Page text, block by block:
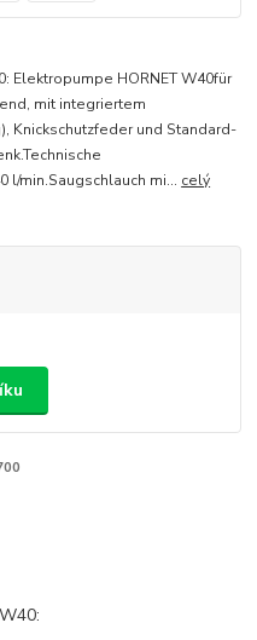
Elektropumpe HORNET W40für
mit integriertem
Knickschutzfeder und Standard-
l/min.Saugschlauch mi... celý